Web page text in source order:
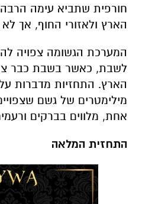
חורפית שתביא עימה
הארץ ולאזורי החוף, אך
המערכת הגשומה צפויה
לשבת, כאשר בשבת כבר
הארץ. התחזיות מדברות
מילימטרים של גשם
אחת, מלווים בברקים
התחזית המלאה